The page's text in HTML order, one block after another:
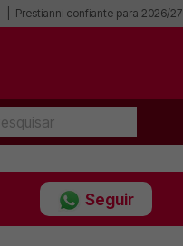
Prestianni confiante para 2026/27
Seguir